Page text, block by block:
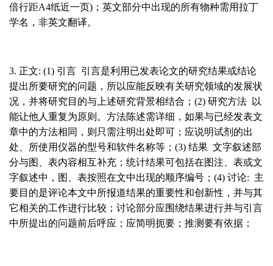
倍行距A4纸近一页) ；英文部分中出现的所有物种需用拉丁
学名，非英文翻译。
3. 正文: (1) 引言 引言是利用已发表论文的研究结果或结论
提出所要研究的问题，所以应能反映有关研究领域的发展状
况，并将研究目的与上述研究背景相结合； (2) 研究方法
以
能让他人重复为原则。方法陈述需详细，如果与已经发表文
章中的方法相同，则只需注明出处即可；应说明试剂的出
处、所使用仪器的型号和软件名称等； (3) 结果 文字叙述部
分与图、表内容相互补充；统计结果可包括在图注、表或文
字叙述中，图、表按照在文中出现的顺序编号； (4) 讨论: 主
要目的是评论本文中所报道结果的重要性和创新性，并与其
它相关的工作进行比较；讨论部分应围绕结果进行并与引言
中所提出的问题前后呼应；应简明扼要；推测要有依据；